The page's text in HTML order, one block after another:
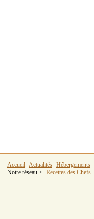
Accueil Actualités Hébergements
Notre réseau >
Recettes des Chefs